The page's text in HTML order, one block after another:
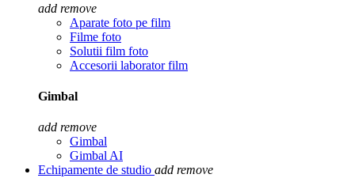
add remove
Aparate foto pe film
Filme foto
Solutii film foto
Accesorii laborator film
Gimbal
add remove
Gimbal
Gimbal AI
Echipamente de studio add remove